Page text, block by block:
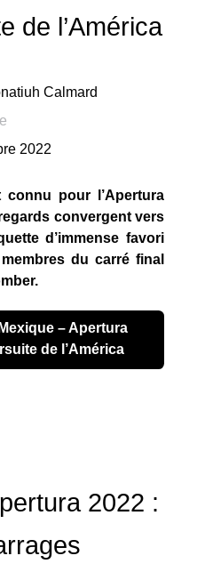
de l’América
Calmard
2022
pour l’Apertura
convergent vers
d’immense favori
du carré final
– Apertura
de l’América
2022 :